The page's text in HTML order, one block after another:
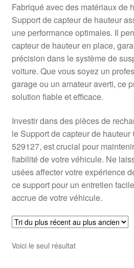
Plainte
Politique de confidentialité
Procédure de Réclamation
Termes et conditions
Fabriqué avec des matériaux de
Support de capteur de hauteur
une performance optimales. Il
capteur de hauteur en place,
précision dans le système de
voiture. Que vous soyez un
garage ou un amateur averti, ce
solution fiable et efficace.
Investir dans des pièces de
le Support de capteur de
529127, est crucial pour
fiabilité de votre véhicule. Ne
usées affecter votre expérience
ce support pour un entretien
accrue de votre véhicule.
Voici le seul résultat